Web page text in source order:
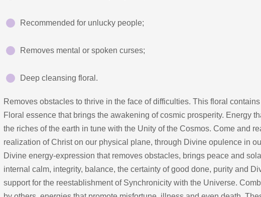
Recommended for unlucky people;
Removes mental or spoken curses;
Deep cleansing floral.
Removes obstacles to thrive in the face of difficulties. This floral
Floral essence that brings the awakening of cosmic prosperity. Energy
the riches of the earth in tune with the Unity of the Cosmos. Come and
realization of Christ on our physical plane, through Divine opulence in
Divine energy-expression that removes obstacles, brings peace and
internal calm, integrity, balance, the certainty of good done, purity and
support for the reestablishment of Synchronicity with the Universe.